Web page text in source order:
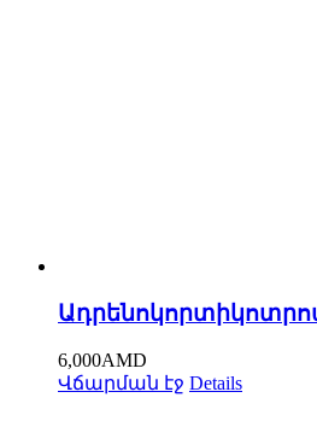
6,000AMD
Վճարման էջ Details